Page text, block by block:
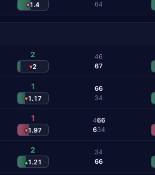
▾1.4
64
2
▾2
4
6
6
7
1
▾1.17
6
3
6
4
1
▾1.97
4
6
6
3
6
4
2
▴1.21
3
6
4
6